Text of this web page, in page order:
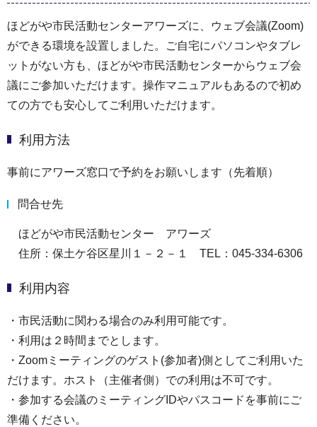
ほどがや市民活動センターアワーズに、ウェブ会議(Zoom)
ができる環境を設置しました。ご自宅にパソコンやタブレ
ットがない方も、ほどがや市民活動センターからウェブ会
議にご参加いただけます。操作マニュアルもあるので初め
ての方でも安心してご利用いただけます。
利用方法
事前にアワーズ窓口で予約をお願いします（先着順）
問合せ先
ほどがや市民活動センター アワーズ
住所：保土ケ谷区星川１－２－１ TEL：045-334-6306
利用内容
・市民活動に関わる場合のみ利用可能です。
・利用は２時間までとします。
・Zoomミーティングのゲスト(参加者)側としてご利用いた
だけます。ホスト（主催者側）での利用は不可です。
・参加する会議のミーティングIDやパスコードを事前にご
準備ください。